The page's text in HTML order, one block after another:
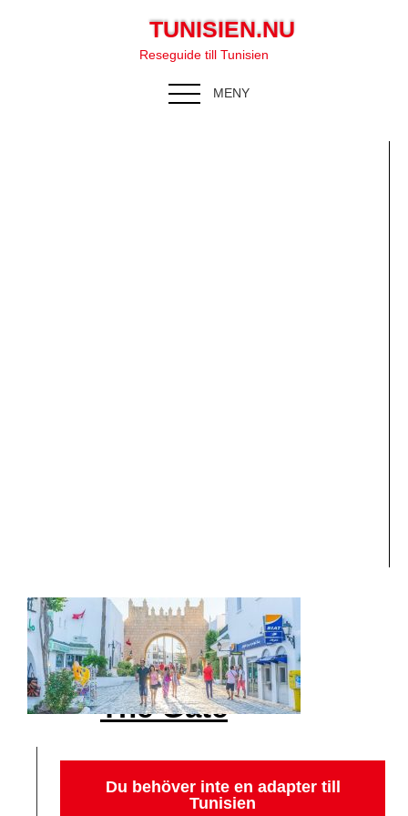
TUNISIEN.NU
Reseguide till Tunisien
MENY
The Gate
Du behöver inte en adapter till
Tunisien